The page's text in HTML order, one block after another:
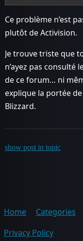
Ce problème n’est
plutôt de Activision.
Je trouve triste que
n’ayez pas consulté
de ce forum… ni
explique la portée
Blizzard.
show post in topic
Home Categories
Privacy Policy